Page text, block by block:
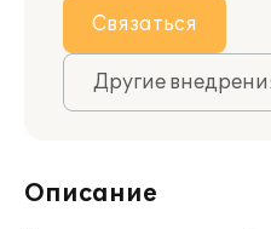
Связаться
Другие
Описание